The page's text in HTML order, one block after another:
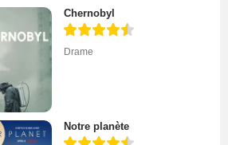
Chernobyl
Drame
Notre planète